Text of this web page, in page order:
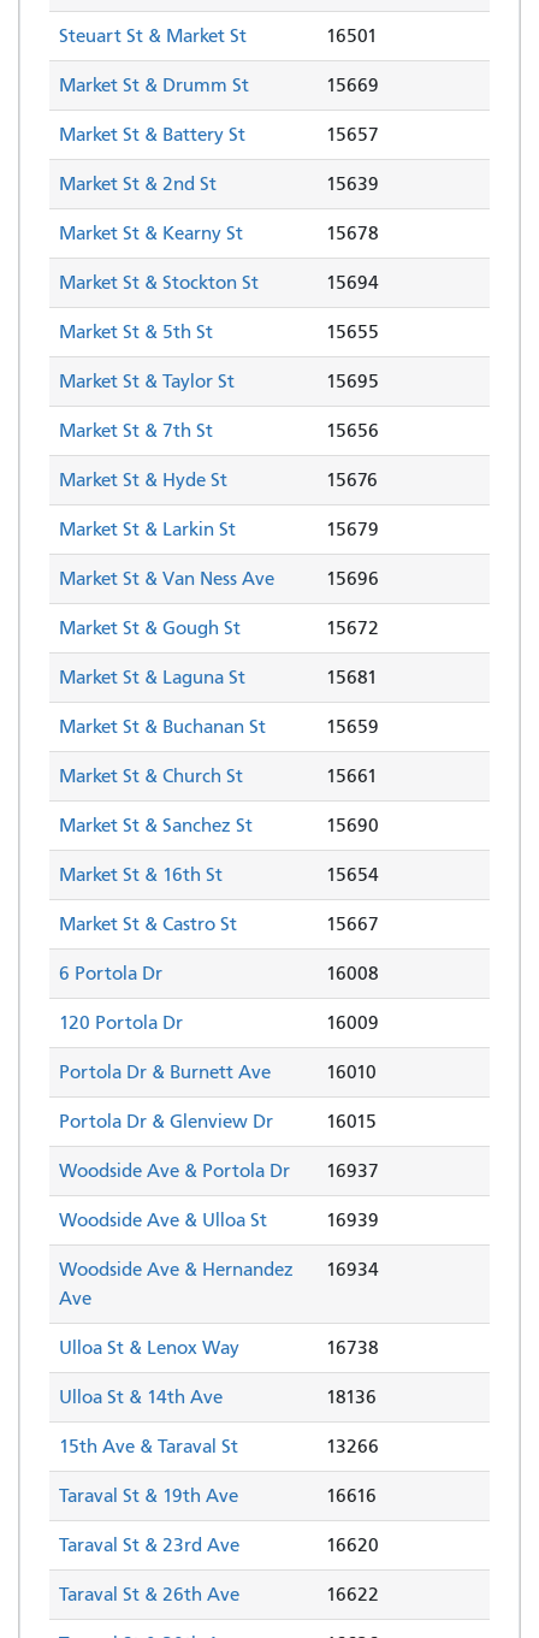
Steuart St & Market St 16501
Market St & Drumm St 15669
Market St & Battery St 15657
Market St & 2nd St 15639
Market St & Kearny St 15678
Market St & Stockton St 15694
Market St & 5th St 15655
Market St & Taylor St 15695
Market St & 7th St 15656
Market St & Hyde St 15676
Market St & Larkin St 15679
Market St & Van Ness Ave 15696
Market St & Gough St 15672
Market St & Laguna St 15681
Market St & Buchanan St 15659
Market St & Church St 15661
Market St & Sanchez St 15690
Market St & 16th St 15654
Market St & Castro St 15667
6 Portola Dr 16008
120 Portola Dr 16009
Portola Dr & Burnett Ave 16010
Portola Dr & Glenview Dr 16015
Woodside Ave & Portola Dr 16937
Woodside Ave & Ulloa St 16939
Woodside Ave & Hernandez
Ave
16934
Ulloa St & Lenox Way 16738
Ulloa St & 14th Ave 18136
15th Ave & Taraval St 13266
Taraval St & 19th Ave 16616
Taraval St & 23rd Ave 16620
Taraval St & 26th Ave 16622